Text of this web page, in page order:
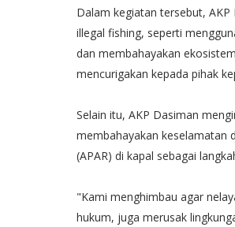
Dalam kegiatan tersebut,
illegal fishing, seperti
dan membahayakan
mencurigakan kepada pihak
Selain itu, AKP Dasiman
membahayakan keselamatan
(APAR) di kapal sebagai
"Kami menghimbau agar
hukum, juga merusak